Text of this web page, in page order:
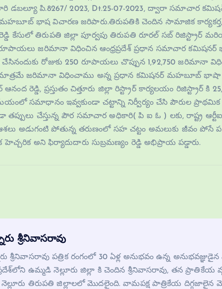
వారి డబల్యూ పి.8267/ 2023, Dt.25-07-2023, ద్వారా సమాచార
భాష విచారణ జరిపారు.తిరుపతికి చెందిన సామాజిక కార్యకర్త,
కేసులో తిరుపతి జిల్లా పూర్వపు తిరుపతి రూరల్ సబ్ రిజిస్ట్రార్
రూపాయలు జరిమానా విధించిన ఆంధ్రప్రదేశ్ ప్రధాన సమాచార కమిషనర్
చేసినందుకు రోజుకు 250 రూపాయలు చొప్పున 1,92,750
మాత్రమే జరిమానా విధించాము అన్న ప్రధాన కమిషనర్ మహబూబ్ భాషా
రెడ్డి, ప్రస్తుతం చిత్తూరు జిల్లా రిస్ట్రార్ కార్యలయం రిజిస్ట్రార్ కి
సమాధానం ఇవ్వకుండా చట్టాన్ని నిర్వీర్యం చేసి పౌరుల ప్రాథమిక
తప్పులు చేస్తున్న పౌర సమాచార అధికారి( పి ఐ ఓ ) లకు, రాష్ట్ర
అడుగంటి పోతున్న తరుణంలో సహ చట్టం అమలుకు జీవం పోసే
అని ఫిర్యాదుదారు సుబ్రమణ్యం రెడ్డి అభిప్రాయ పడ్డారు.
శ్రీనివాసరావు
శ్రీనివాసరావు పత్రిక రంగంలో 30 ఏళ్ల అనుభవం ఉన్న
ఉమ్మడి నెల్లూరు జిల్లా కి చెందిన శ్రీనివాసరావు, తన ప్రాతికేయ
నెల్లూరు తిరుపతి జిల్లాలలో మొదలైంది. వామపక్ష పాత్రికేయ